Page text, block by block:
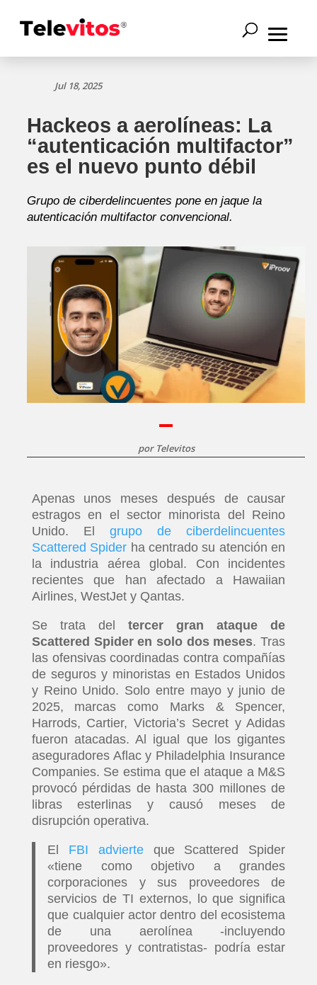
Jul 18, 2025
Hackeos a aerolíneas: La
“autenticación multifactor”
es el nuevo punto débil
Grupo de ciberdelincuentes pone en jaque la
autenticación multifactor convencional.
por Televitos
Apenas unos meses después de causar
estragos en el sector minorista del Reino
Unido. El grupo de ciberdelincuentes
Scattered Spider ha centrado su atención en
la industria aérea global. Con incidentes
recientes que han afectado a Hawaiian
Airlines, WestJet y Qantas.
Se trata del tercer gran ataque de
Scattered Spider en solo dos meses. Tras
las ofensivas coordinadas contra compañías
de seguros y minoristas en Estados Unidos
y Reino Unido. Solo entre mayo y junio de
2025, marcas como Marks & Spencer,
Harrods, Cartier, Victoria’s Secret y Adidas
fueron atacadas. Al igual que los gigantes
aseguradores Aflac y Philadelphia Insurance
Companies. Se estima que el ataque a M&S
provocó pérdidas de hasta 300 millones de
libras esterlinas y causó meses de
disrupción operativa.
El FBI advierteque Scattered Spider
«tiene como objetivo a grandes
corporaciones y sus proveedores de
servicios de TI externos, lo que significa
que cualquier actor dentro del ecosistema
de una aerolínea -incluyendo
proveedores y contratistas- podría estar
en riesgo».